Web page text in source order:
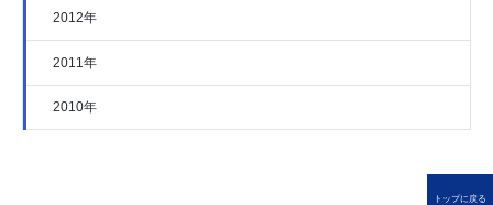
2012年
2011年
2010年
トップに戻る